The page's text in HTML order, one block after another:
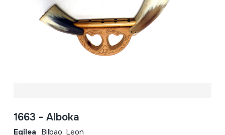
1663 - Alboka
Egilea Bilbao, Leon